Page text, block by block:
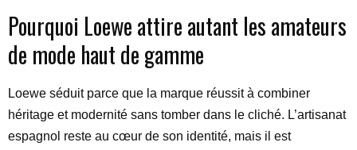
Pourquoi Loewe attire autant les amateurs
de mode haut de gamme
Loewe séduit parce que la marque réussit à combiner
héritage et modernité sans tomber dans le cliché. L’artisanat
espagnol reste au cœur de son identité, mais il est